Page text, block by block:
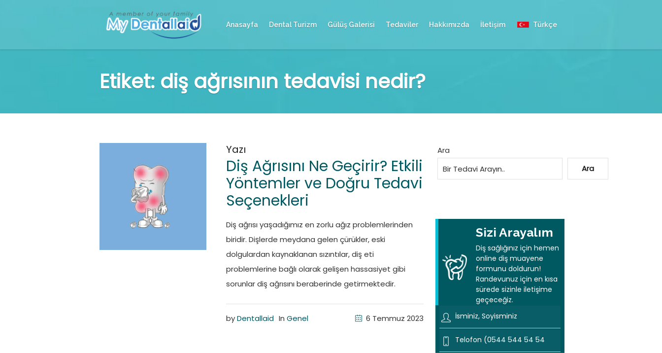
Anasayfa Dental Turizm Gülüş Galerisi Tedaviler Hakkımızda İletişim Türkçe
Etiket: diş ağrısının tedavisi nedir?
Yazı
Diş Ağrısını Ne Geçirir? Etkili
Yöntemler ve Doğru Tedavi
Seçenekleri
Diş ağrısı yaşadığımız en zorlu ağız problemlerinden
biridir. Dişlerde meydana gelen çürükler, eski
dolgulardan kaynaklanan sızıntılar, diş eti
problemlerine bağlı olarak gelişen hassasiyet gibi
sorunlar diş ağrısını beraberinde getirmektedir.
6 Temmuz 2023
byDentallaid InGenel
Ara
Ara
Sizi Arayalım
Diş sağlığınız için hemen
online diş muayene
formunu doldurun!
Randevunuz için en kısa
sürede sizinle iletişime
geçeceğiz.